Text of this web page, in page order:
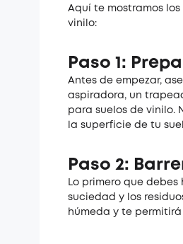
Aquí te mostramos
vinilo:
Paso 1:
Antes de empezar,
aspiradora, un
para suelos de vinilo.
la superficie de tu
Paso 2:
Lo primero que
suciedad y los
húmeda y te